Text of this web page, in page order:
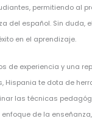
permitiendo al
del español. Sin duda, el
en el aprendizaje.
de experiencia y una
Hispania te dota de
las técnicas
de la